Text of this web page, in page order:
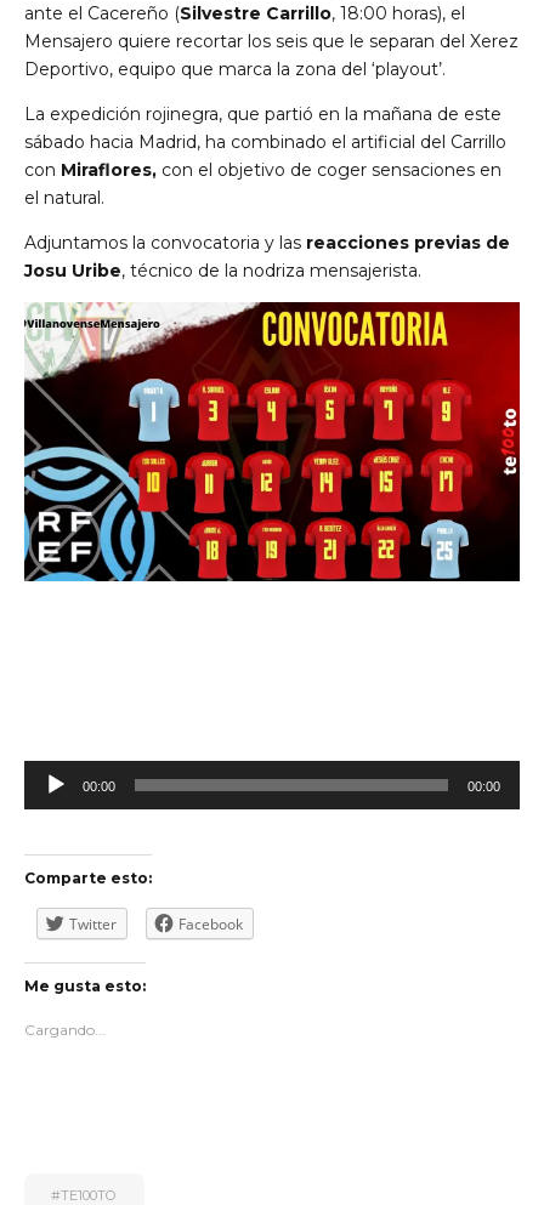
ante el Cacereño (Silvestre Carrillo, 18:00 horas), el
Mensajero quiere recortar los seis que le separan del Xerez
Deportivo, equipo que marca la zona del ‘playout’.
La expedición rojinegra, que partió en la mañana de este
sábado hacia Madrid, ha combinado el artificial del Carrillo
con Miraflores, con el objetivo de coger sensaciones en
el natural.
Adjuntamos la convocatoria y las reacciones previas de
Josu Uribe, técnico de la nodriza mensajerista.
Reproductor
00:00 00:00
Comparte esto:
Twitter Facebook
Me gusta esto:
Cargando...
#TE100TO